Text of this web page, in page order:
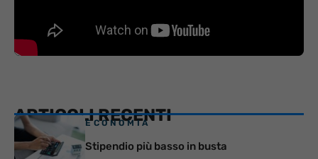
ARTICOLI RECENTI
ECONOMIA
Stipendio più basso in busta